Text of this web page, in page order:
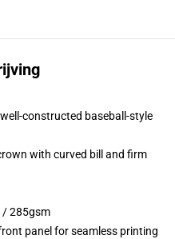
constructed baseball-style
with curved bill and firm
/ 285gsm
panel for seamless printing